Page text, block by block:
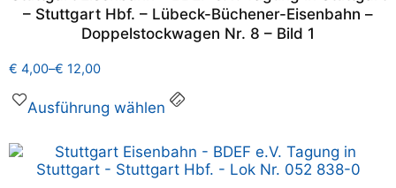
– Stuttgart Hbf. – Lübeck-Büchener-Eisenbahn –
Doppelstockwagen Nr. 8 – Bild 1
€ 4,00–€ 12,00
Ausführung wählen